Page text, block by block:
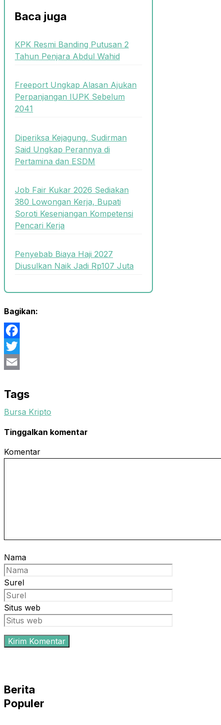
Baca juga
KPK Resmi Banding Putusan 2
Tahun Penjara Abdul Wahid
Freeport Ungkap Alasan Ajukan
Perpanjangan IUPK Sebelum
2041
Diperiksa Kejagung, Sudirman
Said Ungkap Perannya di
Pertamina dan ESDM
Job Fair Kukar 2026 Sediakan
380 Lowongan Kerja, Bupati
Soroti Kesenjangan Kompetensi
Pencari Kerja
Penyebab Biaya Haji 2027
Diusulkan Naik Jadi Rp107 Juta
Bagikan:
Facebook
Twitter
Tags
Bursa Kripto
Tinggalkan komentar
Komentar
Nama
Surel
Situs web
Berita
Populer